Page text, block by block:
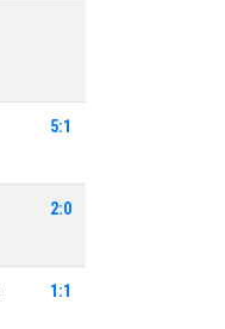
5:1
2:0
1:1